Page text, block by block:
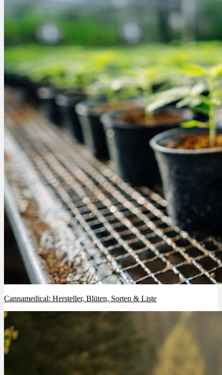
Cannamedical: Hersteller, Blüten, Sorten & Liste